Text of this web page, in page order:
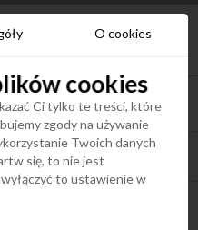
TOP
Instalacja
do hurgady"
O cookies
cookies
Ci tylko te treści, które
zgody na używanie
Twoich danych
się, to nie jest
to ustawienie w